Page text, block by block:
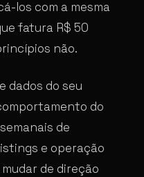
los com a mesma
fatura R$ 50
não.
dados do seu
do
de
e operação
de direção